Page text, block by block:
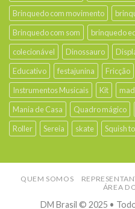
Brinquedo com movimento
Brinquedo com som
brinquedo
colecionável
Dinossauro
Educativo
festajunina Fricção
Instrumentos Musicais
Kit
Mania de Casa
Quadro mágico
Roller
Sereia skate Squish
QUEM SOMOS
ÁREA
DM Brasil © 2025 •